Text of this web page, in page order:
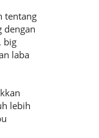
tentang
dengan
big
laba
lebih